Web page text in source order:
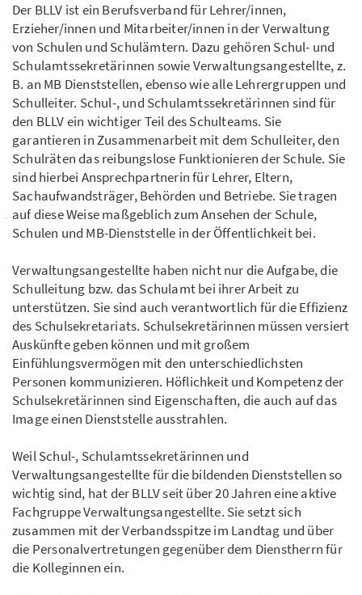
Der BLLV ist ein Berufsverband für Lehrer/innen,
Erzieher/innen und Mitarbeiter/innen in der Verwaltung
von Schulen und Schulämtern. Dazu gehören Schul- und
Schulamtssekretärinnen sowie Verwaltungsangestellte, z.
B. an MB Dienststellen, ebenso wie alle Lehrergruppen und
Schulleiter. Schul-, und Schulamtssekretärinnen sind für
den BLLV ein wichtiger Teil des Schulteams. Sie
garantieren in Zusammenarbeit mit dem Schulleiter, den
Schulräten das reibungslose Funktionieren der Schule. Sie
sind hierbei Ansprechpartnerin für Lehrer, Eltern,
Sachaufwandsträger, Behörden und Betriebe. Sie tragen
auf diese Weise maßgeblich zum Ansehen der Schule,
Schulen und MB-Dienststelle in der Öffentlichkeit bei.
Verwaltungsangestellte haben nicht nur die Aufgabe, die
Schulleitung bzw. das Schulamt bei ihrer Arbeit zu
unterstützen. Sie sind auch verantwortlich für die Effizienz
des Schulsekretariats. Schulsekretärinnen müssen versiert
Auskünfte geben können und mit großem
Einfühlungsvermögen mit den unterschiedlichsten
Personen kommunizieren. Höflichkeit und Kompetenz der
Schulsekretärinnen sind Eigenschaften, die auch auf das
Image einen Dienststelle ausstrahlen.
Weil Schul-, Schulamtssekretärinnen und
Verwaltungsangestellte für die bildenden Dienststellen so
wichtig sind, hat der BLLV seit über 20 Jahren eine aktive
Fachgruppe Verwaltungsangestellte. Sie setzt sich
zusammen mit der Verbandsspitze im Landtag und über
die Personalvertretungen gegenüber dem Dienstherrn für
die Kolleginnen ein.